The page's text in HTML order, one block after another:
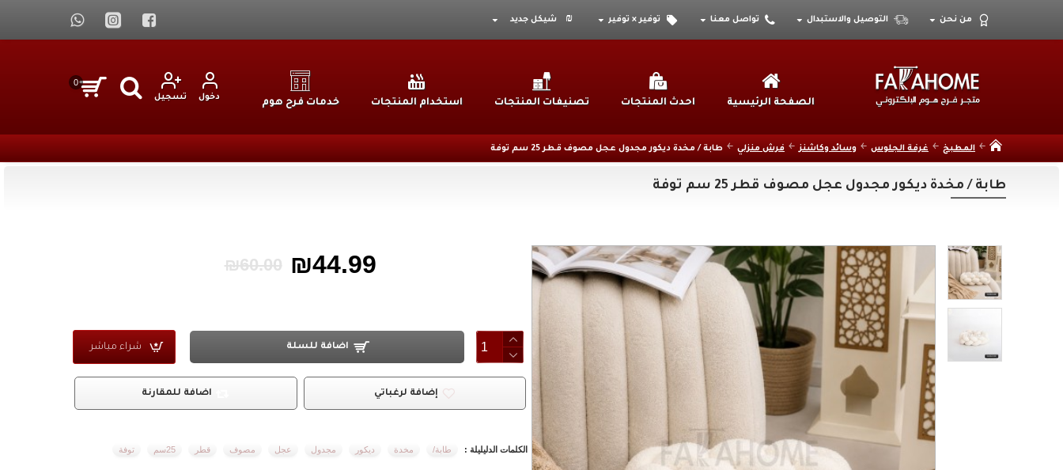
من نحن التوصيل والاستبدال تواصل معنا توفير × توفير ₪ شيكل جديد
الصفحة الرئيسية احدث المنتجات تصنيفات المنتجات استخدام المنتجات خدمات فرح هوم دخول تسجيل
0
المطبخ غرفة الجلوس وسائد وكاشنز فرش منزلي طابة / مخدة ديكور مجدول عجل مصوف قطر 25 سم توفة
طابة / مخدة ديكور مجدول عجل مصوف قطر 25 سم توفة
₪44.99
₪60.00
اضافة للسلة شراء مباشر
إضافة لرغباتي اضافة للمقارنة
الكلمات الدليليلة : طابة/ مخدة ديكور مجدول عجل مصوف قطر 25سم توفة